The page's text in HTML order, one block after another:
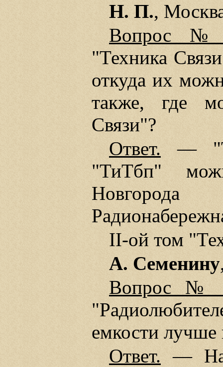
Н. П.,
Вопрос №
"Техника
откуда их
также, где
Связи"?
Ответ. —
"ТиТбп"
II-ой том
А. Семенину
Вопрос №
емкости лучше
Ответ. —